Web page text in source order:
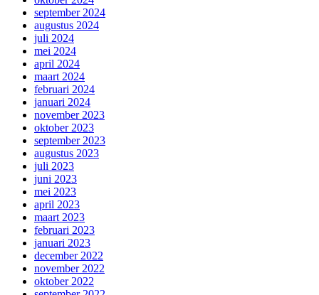
september 2024
augustus 2024
juli 2024
mei 2024
april 2024
maart 2024
februari 2024
januari 2024
november 2023
oktober 2023
september 2023
augustus 2023
juli 2023
juni 2023
mei 2023
april 2023
maart 2023
februari 2023
januari 2023
december 2022
november 2022
oktober 2022